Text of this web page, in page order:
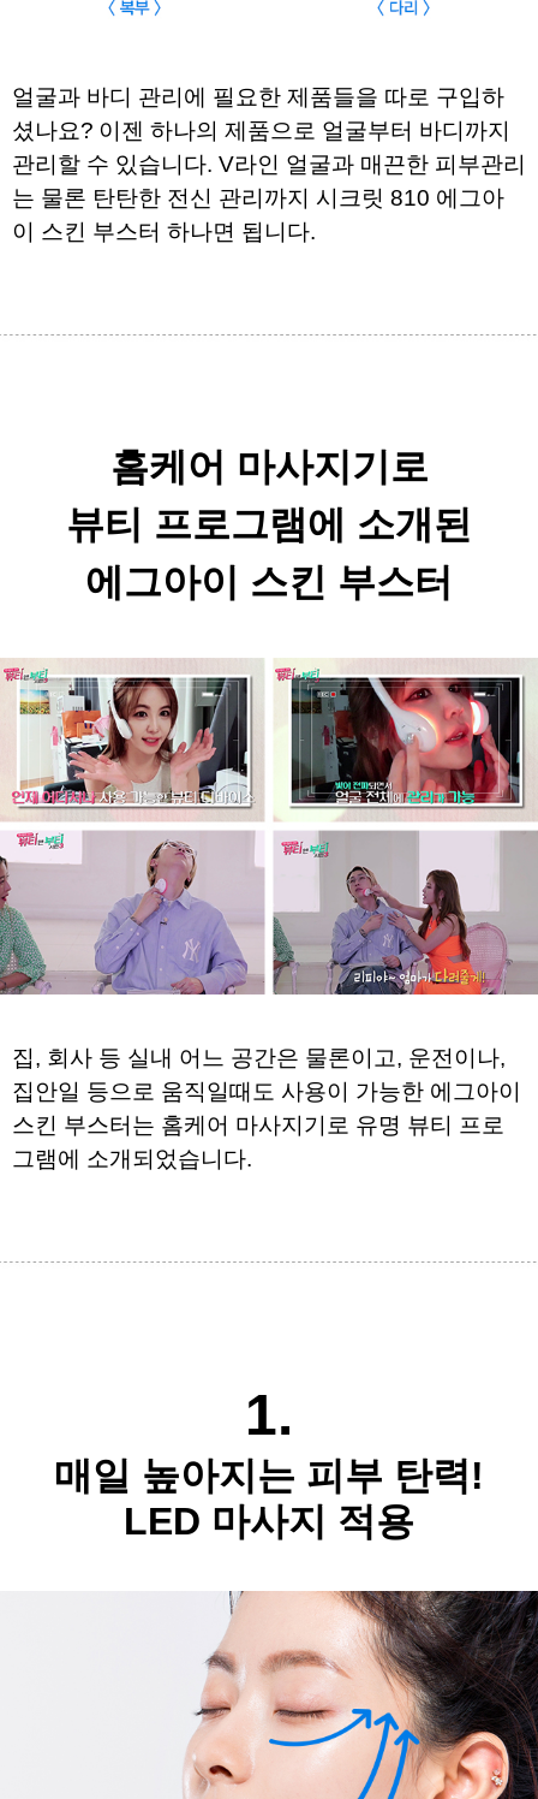
얼굴과 바디 관리에 필요한 제품들을 따로 구입하
셨나요? 이젠 하나의 제품으로 얼굴부터 바디까지
관리할 수 있습니다. V라인 얼굴과 매끈한 피부관리
는 물론 탄탄한 전신 관리까지 시크릿 810 에그아
이 스킨 부스터 하나면 됩니다.
홈케어 마사지기로
뷰티 프로그램에 소개된
에그아이 스킨 부스터
집, 회사 등 실내 어느 공간은 물론이고, 운전이나,
집안일 등으로 움직일때도 사용이 가능한 에그아이
스킨 부스터는 홈케어 마사지기로 유명 뷰티 프로
그램에 소개되었습니다.
1.
매일 높아지는 피부 탄력!
LED 마사지 적용